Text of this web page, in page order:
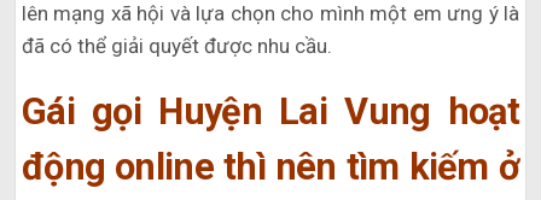
lên mạng xã hội và lựa chọn cho mình một em ưng ý là
đã có thể giải quyết được nhu cầu.
Gái gọi Huyện Lai Vung hoạt
động online thì nên tìm kiếm ở